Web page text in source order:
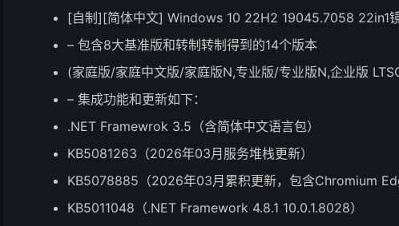
[自制][简体中文] Windows 10 22H2 19045.7058 22in1
– 包含8大基准版和转制转制得到的14个版本
(家庭版/家庭中文版/家庭版N,专业版/专业版N,企业版
– 集成功能和更新如下：
.NET Framewrok 3.5（含简体中文语言包）
KB5081263（2026年03月服务堆栈更新）
KB5078885（2026年03月累积更新，包含Chromium
KB5011048（.NET Framework 4.8.1 10.0.1.8028）